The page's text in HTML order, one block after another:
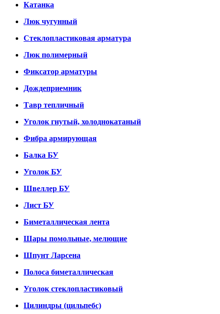
Катанка
Люк чугунный
Стеклопластиковая арматура
Люк полимерный
Фиксатор арматуры
Дождеприемник
Тавр тепличный
Уголок гнутый, холоднокатаный
Фибра армирующая
Балка БУ
Уголок БУ
Швеллер БУ
Лист БУ
Биметаллическая лента
Шары помольные, мелющие
Шпунт Ларсена
Полоса биметаллическая
Уголок стеклопластиковый
Цилиндры (цильпебс)